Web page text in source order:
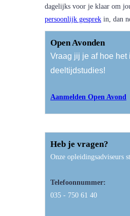
dagelijks voor je klaar om
persoonlijk gesprek in, dan
Open Avonden
Vraag jij je af hoe
deeltijdstudies!
Aanmelden Open Avond
Heb je vragen?
Onze opleidingsadviseurs
Telefoonnummer:
035 - 750 61 40